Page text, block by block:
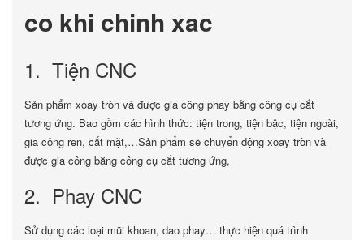
co khi chinh xac
1. Tiện CNC
Sản phẩm xoay tròn và được gia công phay bằng công cụ cắt
tương ứng. Bao gồm các hình thức: tiện trong, tiện bậc, tiện ngoài,
gia công ren, cắt mặt,…Sản phẩm sẽ chuyển động xoay tròn và
được gia công bằng công cụ cắt tương ứng,
2. Phay CNC
Sử dụng các loại mũi khoan, dao phay… thực hiện quá trình